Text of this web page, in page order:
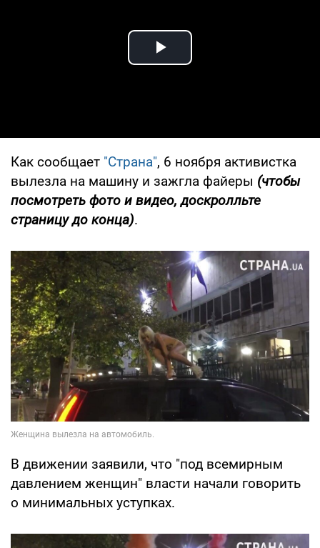
Play Video
Как сообщает "Страна", 6 ноября активистка
вылезла на машину и зажгла файеры (чтобы
посмотреть фото и видео, доскролльте
страницу до конца).
В движении заявили, что "под всемирным
давлением женщин" власти начали говорить
о минимальных уступках.